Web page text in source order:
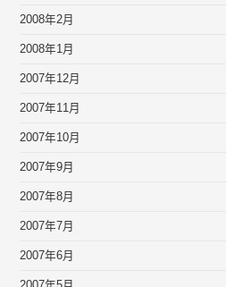
2008年2月
2008年1月
2007年12月
2007年11月
2007年10月
2007年9月
2007年8月
2007年7月
2007年6月